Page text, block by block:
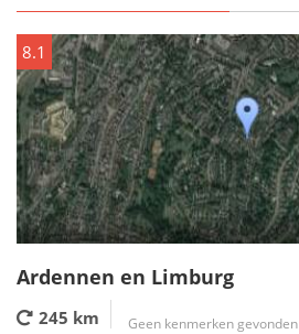
8.1
Ardennen en Limburg
245 km Geen kenmerken gevonden